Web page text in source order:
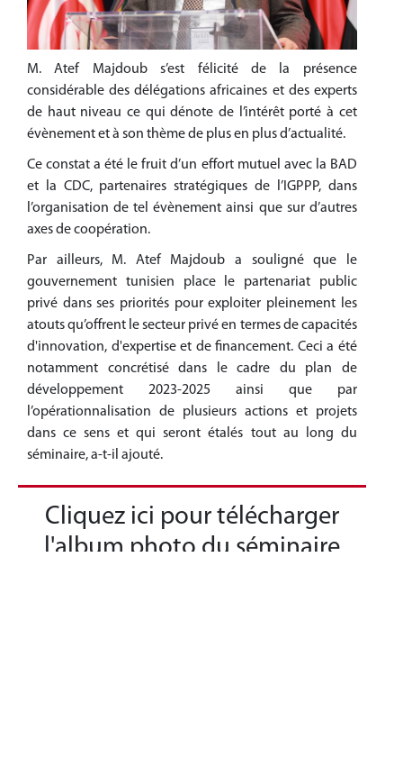
M. Atef Majdoub s’est félicité de la présence
considérable des délégations africaines et des experts
de haut niveau ce qui dénote de l’intérêt porté à cet
évènement et à son thème de plus en plus d’actualité.
Ce constat a été le fruit d’un effort mutuel avec la BAD
et la CDC, partenaires stratégiques de l’IGPPP, dans
l’organisation de tel évènement ainsi que sur d’autres
axes de coopération.
Par ailleurs, M. Atef Majdoub a souligné que le
gouvernement tunisien place le partenariat public
privé dans ses priorités pour exploiter pleinement les
atouts qu’offrent le secteur privé en termes de capacités
d'innovation, d'expertise et de financement. Ceci a été
notamment concrétisé dans le cadre du plan de
développement 2023-2025 ainsi que par
l’opérationnalisation de plusieurs actions et projets
dans ce sens et qui seront étalés tout au long du
séminaire, a-t-il ajouté.
Cliquez ici pour télécharger
l'album photo du séminaire